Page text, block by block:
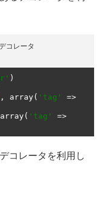
コレータ
)
, array( 'tag'
=>
array( 'tag'
=>
コレータを利用し